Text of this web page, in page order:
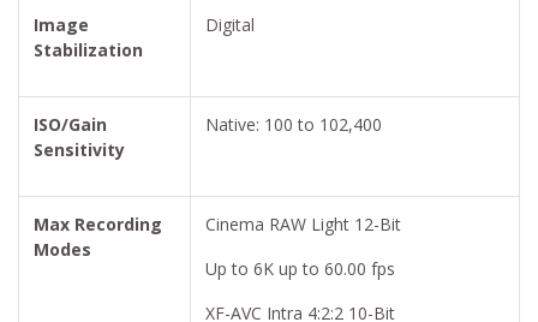
Image
Stabilization
Digital
ISO/Gain
Sensitivity
Native: 100 to 102,400
Max Recording
Modes
Cinema RAW Light 12-Bit
Up to 6K up to 60.00 fps
XF-AVC Intra 4:2:2 10-Bit